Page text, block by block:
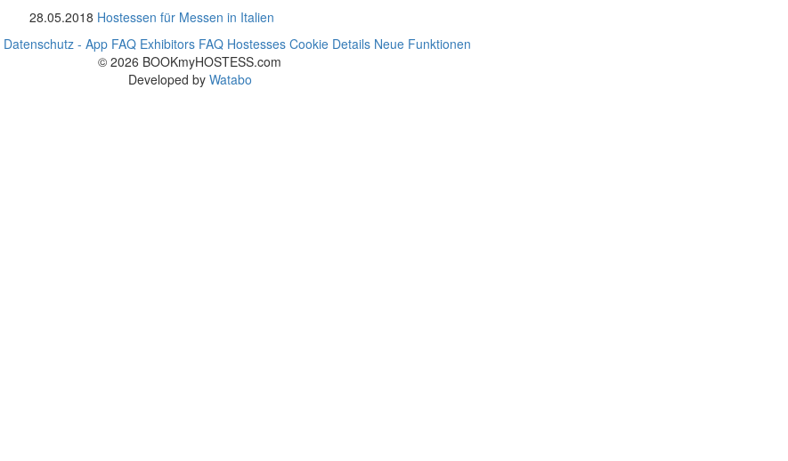
28.05.2018 Hostessen für Messen in Italien
Datenschutz - App FAQ Exhibitors FAQ Hostesses Cookie Details Neue Funktionen
© 2026 BOOKmyHOSTESS.com
Developed by Watabo